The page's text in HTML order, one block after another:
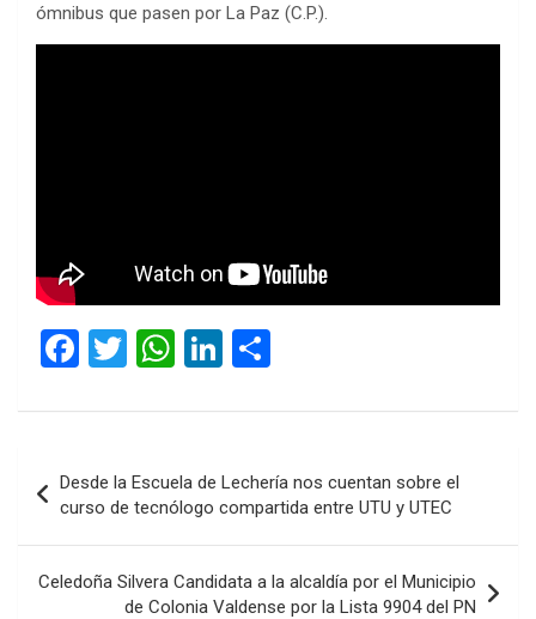
ómnibus que pasen por La Paz (C.P.).
F
ce
b
o
o
k
T
tt
er
W
at
s
A
p
p
Li
ke
dI
n
m
p
ar
tir
de
entradas
Desde la Escuela de Lechería nos cuentan sobre el
curso de tecnólogo compartida entre UTU y UTEC
Celedoña Silvera Candidata a la alcaldía por el Municipio
de Colonia Valdense por la Lista 9904 del PN